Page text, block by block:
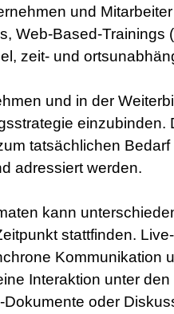
und
Web-Based-
zeit- und
und in der
tatsächlichen
adressiert werden.
kann
stattfinden.
Kommunikation
Interaktion unter
oder